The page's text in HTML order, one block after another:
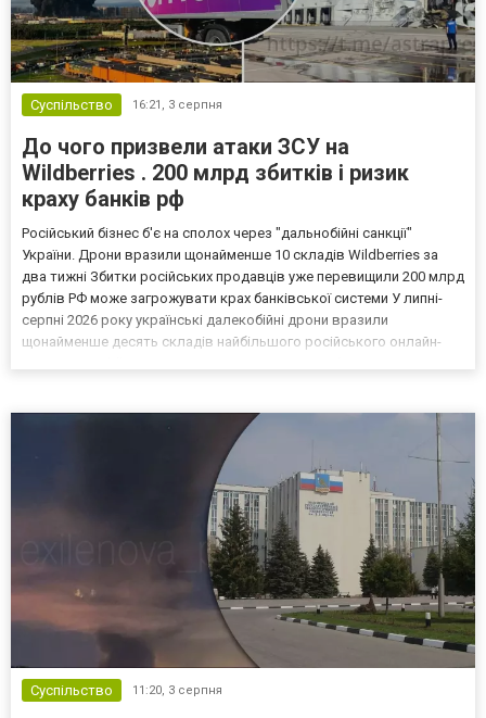
Суспільство 16:21, 3 серпня
До чого призвели атаки ЗСУ на
Wildberries . 200 млрд збитків і ризик
краху банків рф
Російський бізнес б'є на сполох через "дальнобійні санкції"
України. Дрони вразили щонайменше 10 складів Wildberries за
два тижні Збитки російських продавців уже перевищили 200 млрд
рублів РФ може загрожувати крах банківської системи У липні-
серпні 2026 року українські далекобійні дрони вразили
щонайменше десять складів найбільшого російського онлайн-
Суспільство 11:20, 3 серпня